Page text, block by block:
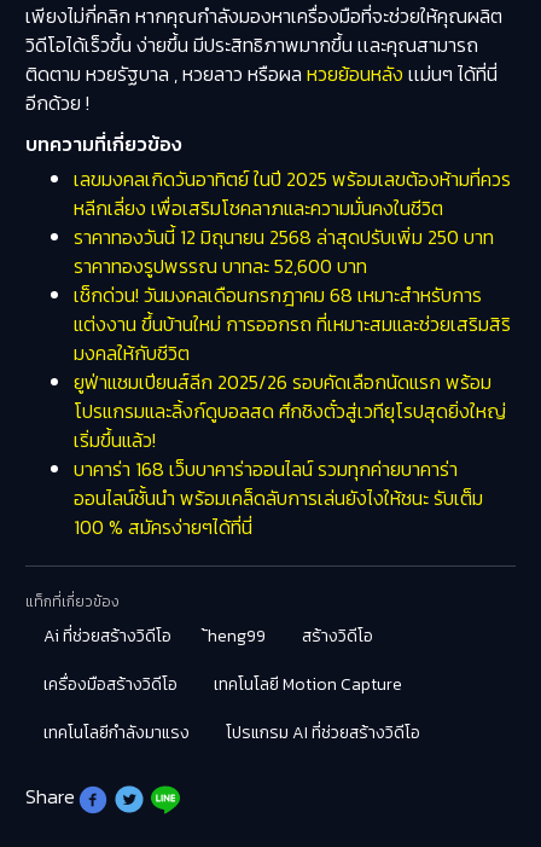
เพียงไม่กี่คลิก หากคุณกำลังมองหาเครื่องมือที่จะช่วยให้คุณผลิต
วิดีโอได้เร็วขึ้น ง่ายขึ้น มีประสิทธิภาพมากขึ้น เเละคุณสามารถ
ติดตาม หวยรัฐบาล , หวยลาว หรือผล หวยย้อนหลัง เเม่นๆ ได้ที่นี่
อีกด้วย !
บทความที่เกี่ยวข้อง
เลขมงคลเกิดวันอาทิตย์ ในปี 2025 พร้อมเลขต้องห้ามที่ควร
หลีกเลี่ยง เพื่อเสริมโชคลาภและความมั่นคงในชีวิต
ราคาทองวันนี้ 12 มิถุนายน 2568 ล่าสุดปรับเพิ่ม 250 บาท
ราคาทองรูปพรรณ บาทละ 52,600 บาท
เช็กด่วน! วันมงคลเดือนกรกฎาคม 68 เหมาะสำหรับการ
แต่งงาน ขึ้นบ้านใหม่ การออกรถ ที่เหมาะสมและช่วยเสริมสิริ
มงคลให้กับชีวิต
ยูฟ่าแชมเปียนส์ลีก 2025/26 รอบคัดเลือกนัดแรก พร้อม
โปรแกรมและลิ้งก์ดูบอลสด ศึกชิงตั๋วสู่เวทียุโรปสุดยิ่งใหญ่
เริ่มขึ้นแล้ว!
บาคาร่า 168 เว็บบาคาร่าออนไลน์ รวมทุกค่ายบาคาร่า
ออนไลน์ชั้นนำ พร้อมเคล็ดลับการเล่นยังไงให้ชนะ รับเต็ม
100 % สมัครง่ายๆได้ที่นี่
แท็กที่เกี่ยวข้อง
Ai ที่ช่วยสร้างวิดีโอ ้heng99
สร้างวิดีโอ
เครื่องมือสร้างวิดีโอ
เทคโนโลยี Motion Capture
เทคโนโลยีกำลังมาแรง
โปรแกรม AI ที่ช่วยสร้างวิดีโอ
Share